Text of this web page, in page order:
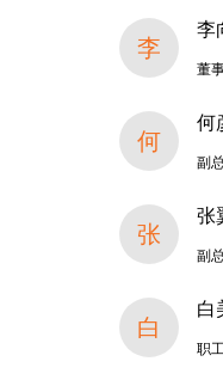
李
李
董
何
何
副
张
张
副
白
白
职